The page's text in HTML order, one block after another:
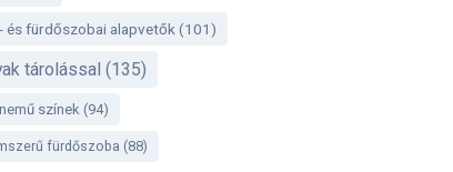
és fürdőszobai alapvetők (101)
tárolással (135)
színek(94)
fürdőszoba (88)